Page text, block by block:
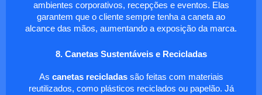
ambientes corporativos, recepções e eventos. Elas
garantem que o cliente sempre tenha a caneta ao
alcance das mãos, aumentando a exposição da marca.
8. Canetas Sustentáveis e Recicladas
As canetas recicladassão feitas com materiais
reutilizados, como plásticos reciclados ou papelão. Já